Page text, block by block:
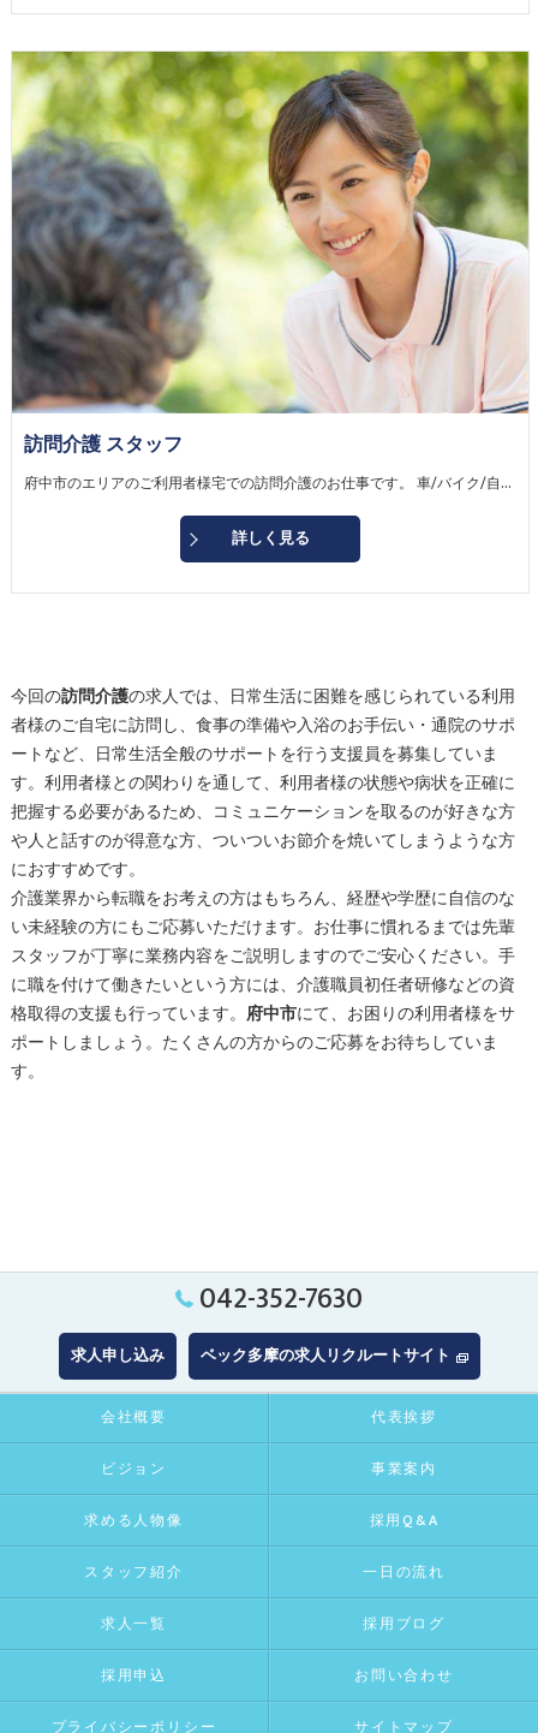
訪問介護 スタッフ
府中市のエリアのご利用者様宅での訪問介護のお仕事です。 車/バイク/自転車/バス/電車を使って訪問して頂きます。 もちろん移動にかかる交通費は全額支給。 車の場合、会社の車でもご自身の車でもOKです。 ※直行直帰OK 【主な仕事内容】 ・生活介助 ・身体介助 ご利用者様宅にて身体・生活の介護をお願いします。 未経験の方は最初は先輩スタッフに同行し、仕事を覚えていきましょう。 経験者は実力に応じて独り立ち し、スキルや経験を活かして下さい。
詳しく見る
今回の訪問介護の求人では、日常生活に困難を感じられている利用
者様のご自宅に訪問し、食事の準備や入浴のお手伝い・通院のサポ
ートなど、日常生活全般のサポートを行う支援員を募集していま
す。利用者様との関わりを通して、利用者様の状態や病状を正確に
把握する必要があるため、コミュニケーションを取るのが好きな方
や人と話すのが得意な方、ついついお節介を焼いてしまうような方
におすすめです。
介護業界から転職をお考えの方はもちろん、経歴や学歴に自信のな
い未経験の方にもご応募いただけます。お仕事に慣れるまでは先輩
スタッフが丁寧に業務内容をご説明しますのでご安心ください。手
に職を付けて働きたいという方には、介護職員初任者研修などの資
格取得の支援も行っています。 府中市にて、お困りの利用者様をサ
ポートしましょう。たくさんの方からのご応募をお待ちしていま
す。
042-352-7630
求人申し込み ベック多摩の求人リクルートサイト
会社概要 代表挨拶
ビジョン 事業案内
求める人物像 採用Q&A
スタッフ紹介 一日の流れ
求人一覧 採用ブログ
採用申込 お問い合わせ
プライバシーポリシー サイトマップ